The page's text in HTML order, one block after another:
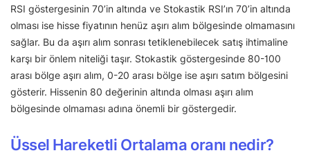
RSI göstergesinin 70’in altında ve Stokastik RSI’ın 70’in altında
olması ise hisse fiyatının henüz aşırı alım bölgesinde olmamasını
sağlar. Bu da aşırı alım sonrası tetiklenebilecek satış ihtimaline
karşı bir önlem niteliği taşır. Stokastik göstergesinde 80-100
arası bölge aşırı alım, 0-20 arası bölge ise aşırı satım bölgesini
gösterir. Hissenin 80 değerinin altında olması aşırı alım
bölgesinde olmaması adına önemli bir göstergedir.
Üssel Hareketli Ortalama oranı nedir?